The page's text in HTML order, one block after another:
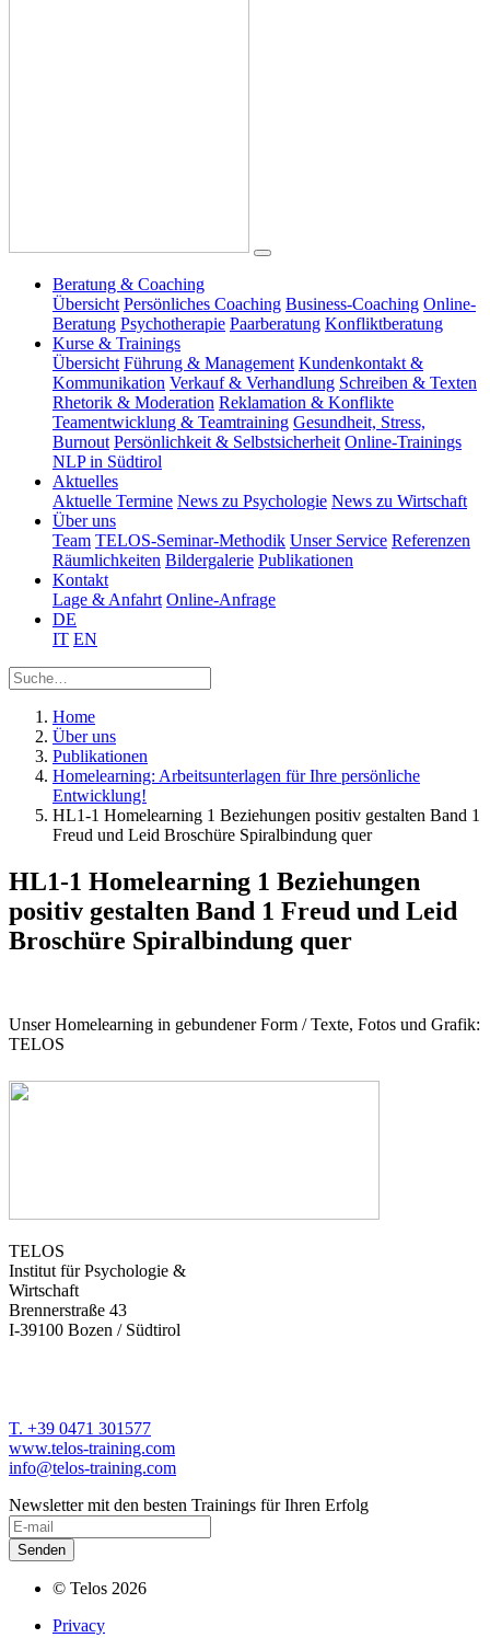
Beratung & Coaching
Übersicht Persönliches Coaching Business-Coaching Online-
Beratung Psychotherapie Paarberatung Konfliktberatung
Kurse & Trainings
Übersicht Führung & Management Kundenkontakt &
Kommunikation Verkauf & Verhandlung Schreiben & Texten
Rhetorik & Moderation Reklamation & Konflikte
Teamentwicklung & Teamtraining Gesundheit, Stress,
Burnout Persönlichkeit & Selbstsicherheit Online-Trainings
NLP in Südtirol
Aktuelles
Aktuelle Termine News zu Psychologie News zu Wirtschaft
Über uns
Team TELOS-Seminar-Methodik Unser Service Referenzen
Räumlichkeiten Bildergalerie Publikationen
Kontakt
Lage & Anfahrt Online-Anfrage
DE
IT EN
Home
Über uns
Publikationen
Homelearning: Arbeitsunterlagen für Ihre persönliche
Entwicklung!
HL1-1 Homelearning 1 Beziehungen positiv gestalten Band 1
Freud und Leid Broschüre Spiralbindung quer
HL1-1 Homelearning 1 Beziehungen
positiv gestalten Band 1 Freud und Leid
Broschüre Spiralbindung quer
Unser Homelearning in gebundener Form / Texte, Fotos und Grafik:
TELOS
TELOS
Institut für Psychologie &
Wirtschaft
Brennerstraße 43
I-39100 Bozen / Südtirol
T. +39 0471 301577
www.telos-training.com
info@telos-training.com
Newsletter mit den besten Trainings für Ihren Erfolg
© Telos 2026
Privacy